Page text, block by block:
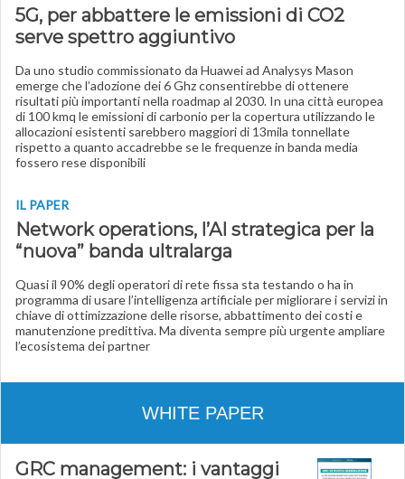
5G, per abbattere le emissioni di CO2
serve spettro aggiuntivo
Da uno studio commissionato da Huawei ad Analysys Mason
emerge che l’adozione dei 6 Ghz consentirebbe di ottenere
risultati più importanti nella roadmap al 2030. In una città europea
di 100 kmq le emissioni di carbonio per la copertura utilizzando le
allocazioni esistenti sarebbero maggiori di 13mila tonnellate
rispetto a quanto accadrebbe se le frequenze in banda media
fossero rese disponibili
IL PAPER
Network operations, l’AI strategica per la
“nuova” banda ultralarga
Quasi il 90% degli operatori di rete fissa sta testando o ha in
programma di usare l’intelligenza artificiale per migliorare i servizi in
chiave di ottimizzazione delle risorse, abbattimento dei costi e
manutenzione predittiva. Ma diventa sempre più urgente ampliare
l’ecosistema dei partner
WHITE PAPER
GRC management: i vantaggi